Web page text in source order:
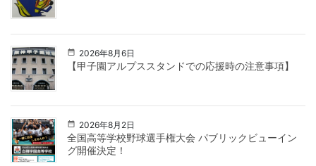
2026年8月6日
【甲子園アルプススタンドでの応援時の注意事項】
2026年8月2日
全国高等学校野球選手権大会 パブリックビューイン
グ開催決定！